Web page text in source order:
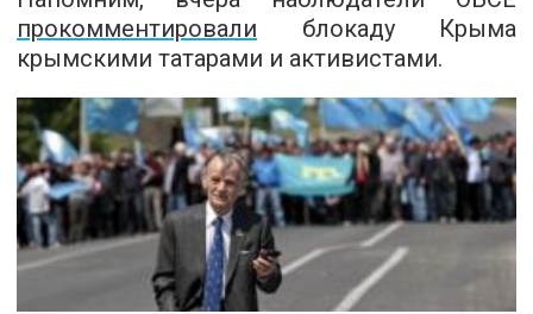
прокомментировали блокаду Крыма
крымскими татарами и активистами.